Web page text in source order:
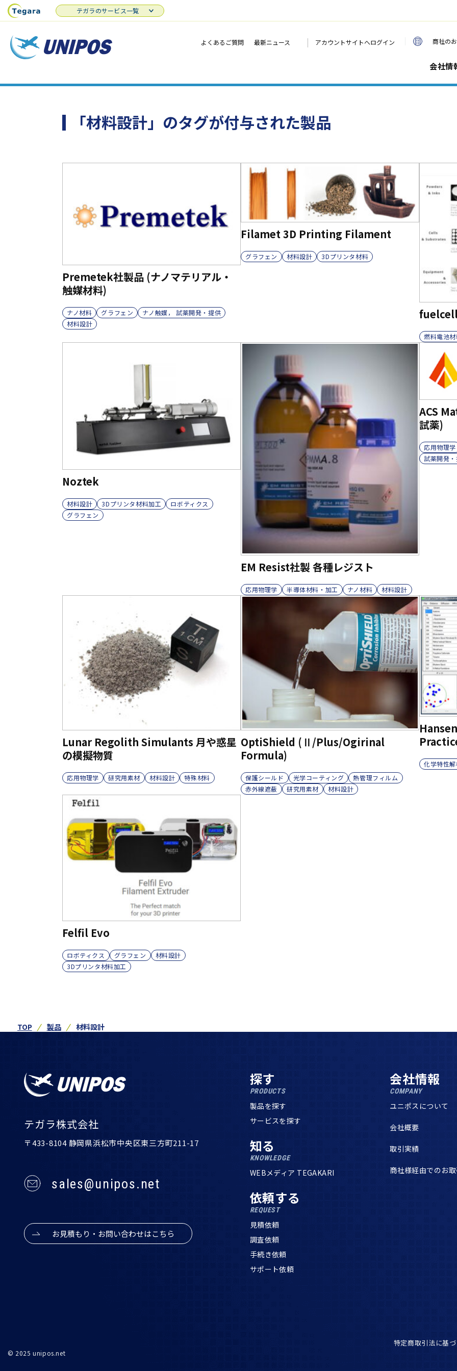
よくあるご質問 最新ニュース | アカウントサイトへログイン 商社の
会社情
テガラのサービス一覧
「材料設計」のタグが付与された製品
Premetek社製品 (ナノマテリアル・
触媒材料)
ナノ材料 グラフェン
ナノ触媒， 試薬開発・提供
材料設計
Filamet 3D Printing Filament
グラフェン 材料設計 3Dプリンタ材料
燃料電池
Noztek
材料設計 3Dプリンタ材料加工
ロボティクス
グラフェン
EM Resist社製 各種レジスト
応用物理学 半導体材料・加工 ナノ材料 材料設計
ACS
試薬)
応用物理学
試薬開発
Lunar Regolith Simulants 月や惑星
の模擬物質
応用物理学 研究用素材 材料設計 特殊材料
OptiShield (Ⅱ/Plus/Ogirinal
Formula)
保護シールド 光学コーティング
熱管理フィルム
赤外線遮蔽
研究用素材 材料設計
化学特性
Felfil Evo
ロボティクス グラフェン
材料設計
3Dプリンタ材料加工
TOP 製品 材料設計
テガラ株式会社
〒433-8104 静岡県浜松市中央区東三方町211-17
sales@unipos.net
お見積もり・お問い合わせはこちら
探す
PRODUCTS
製品を探す
サービスを探す
知る
KNOWLEDGE
WEBメディア TEGAKARI
依頼する
REQUEST
見積依頼
調査依頼
手続き依頼
サポート依頼
会社情報
COMPANY
ユニポスについて
会社概要
取引実績
商社様経由でのお
© 2025 unipos.net
特定商取引法に基